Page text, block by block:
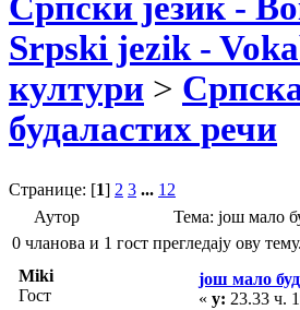
Srpski jezik -
култури >
будаластих речи
Странице: [1] 2 3 ... 12
Аутор
Тема: још мало
0 чланова и 1 гост прегледају ову тему.
Miki
Гост
још мало
« у: 23.33 ч.